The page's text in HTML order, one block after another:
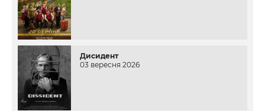
Дисидент
03 вересня 2026